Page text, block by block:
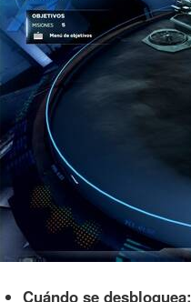
Cuándo se desbloquea: